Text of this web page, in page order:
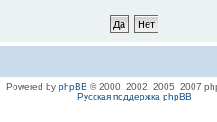
Powered by phpBB © 2000, 2002, 2005, 2007
Русская поддержка phpBB